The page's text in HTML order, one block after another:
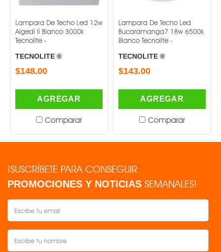
Lampara De Techo Led 12w
Algedi Ii Blanco 3000k
Tecnolite -
TECNOLITE ®
$148.00
AGREGAR
Comparar
Lampara De Techo Led
Bucaramanga7 18w 6500k
Blanco Tecnolite -
TECNOLITE ®
$143.00
AGREGAR
Comparar
¡SUSCRÍBETE PARA CONSEGUIR
PROMOCIONES Y NOTICIAS SEMANALES!